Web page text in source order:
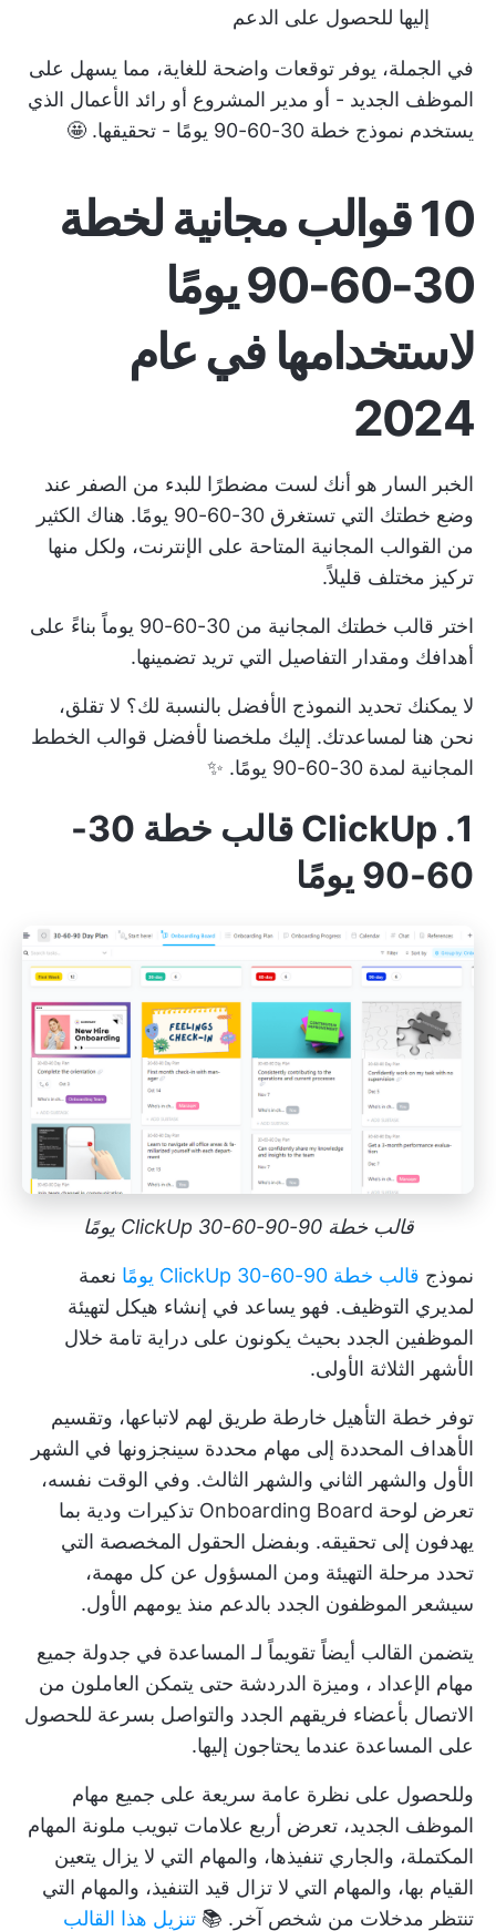
إليها للحصول على الدعم
في الجملة، يوفر توقعات واضحة للغاية، مما يسهل على
الموظف الجديد - أو مدير المشروع أو رائد الأعمال الذي
يستخدم نموذج خطة 30-60-90 يومًا - تحقيقها. 🤩
10 قوالب مجانية لخطة
30-60-90 يومًا
لاستخدامها في عام
2024
الخبر السار هو أنك لست مضطرًا للبدء من الصفر عند
وضع خطتك التي تستغرق 30-60-90 يومًا. هناك الكثير
من القوالب المجانية المتاحة على الإنترنت، ولكل منها
تركيز مختلف قليلاً.
اختر قالب خطتك المجانية من 30-60-90 يوماً بناءً على
أهدافك ومقدار التفاصيل التي تريد تضمينها.
لا يمكنك تحديد النموذج الأفضل بالنسبة لك؟ لا تقلق،
نحن هنا لمساعدتك. إليك ملخصنا لأفضل قوالب الخطط
المجانية لمدة 30-60-90 يومًا. ✨
1. ClickUp قالب خطة 30-
60-90 يومًا
قالب خطة ClickUp 30-60-90-90 يومًا
نموذج قالب خطة ClickUp 30-60-90 يومًا
نعمة
لمديري التوظيف. فهو يساعد في إنشاء هيكل لتهيئة
الموظفين الجدد بحيث يكونون على دراية تامة خلال
الأشهر الثلاثة الأولى.
توفر خطة التأهيل خارطة طريق لهم لاتباعها، وتقسيم
الأهداف المحددة إلى مهام محددة سينجزونها في الشهر
الأول والشهر الثاني والشهر الثالث. وفي الوقت نفسه،
تعرض لوحة Onboarding Board تذكيرات ودية بما
يهدفون إلى تحقيقه. وبفضل الحقول المخصصة التي
تحدد مرحلة التهيئة ومن المسؤول عن كل مهمة،
سيشعر الموظفون الجدد بالدعم منذ يومهم الأول.
يتضمن القالب أيضاً تقويماً لـ المساعدة في جدولة جميع
مهام الإعداد ، وميزة الدردشة حتى يتمكن العاملون من
الاتصال بأعضاء فريقهم الجدد والتواصل بسرعة للحصول
على المساعدة عندما يحتاجون إليها.
وللحصول على نظرة عامة سريعة على جميع مهام
الموظف الجديد، تعرض أربع علامات تبويب ملونة المهام
المكتملة، والجاري تنفيذها، والمهام التي لا يزال يتعين
القيام بها، والمهام التي لا تزال قيد التنفيذ، والمهام التي
تنتظر مدخلات من شخص آخر. 📚 تنزيل هذا القالب